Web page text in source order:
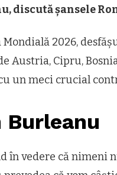
discută șansele
2026,
Austria, Cipru,
un meci crucial
Burleanu
în vedere că nimeni